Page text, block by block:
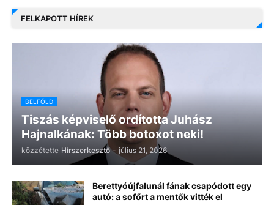
FELKAPOTT HÍREK
BELFÖLD
Tiszás képviselő ordította Juhász
Hajnalkának: Több botoxot neki!
közzétette Hírszerkesztő - július 21, 2026
Berettyóújfalunál fának csapódott egy
autó: a sofőrt a mentők vitték el